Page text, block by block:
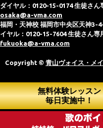
無料体験レッスン
毎日実施中！
ダイヤル：0120-15-0174 生徒さ
osaka@a-vma.com
福岡・天神校 福岡市中央区天神3-
イヤル：0120-15-7604 生徒さん
fukuoka@a-vma.com
Copyright © 青山ヴォイス・メ